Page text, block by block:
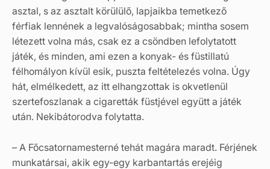
asztal, s az asztalt körülülő, lapjaikba temetkező
férfiak lennének a legvalóságosabbak; mintha sosem
létezett volna más, csak ez a csöndben lefolytatott
játék, és minden, ami ezen a konyak- és füstillatú
félhomályon kívül esik, puszta feltételezés volna. Úgy
hát, elmélkedett, az itt elhangzottak is okvetlenül
szertefoszlanak a cigaretták füstjével együtt a játék
után. Nekibátorodva folytatta.
– A Főcsatornamesterné tehát magára maradt. Férjének
munkatársai, akik egy-egy karbantartás erejéig